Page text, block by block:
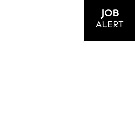
JOB
ALERT